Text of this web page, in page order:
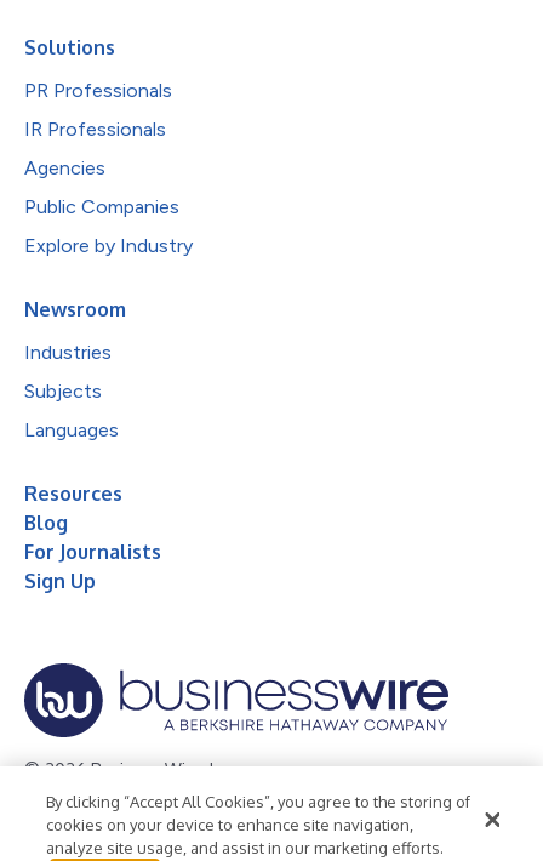
Solutions
PR Professionals
IR Professionals
Agencies
Public Companies
Explore by Industry
Newsroom
Industries
Subjects
Languages
Resources
Blog
For Journalists
Sign Up
© 2026 Business Wire, Inc.
Privacy Policy Cookie Policy
Accessibility Statement
Terms of Use
Legal
By clicking “Accept All Cookies”, you agree to the storing of
cookies on your device to enhance site navigation,
analyze site usage, and assist in our marketing efforts.